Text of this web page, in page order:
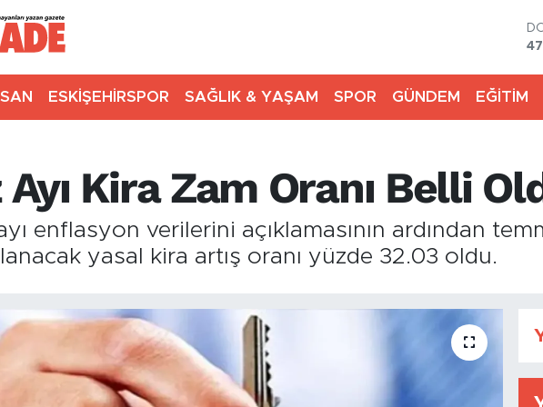
ESKİŞEHİRSPOR SAĞLIK & YAŞAM SPOR GÜNDEM EĞİTİM
Kira Zam Oranı Belli
enflasyon verilerini açıklamasının ardından
yasal kira artış oranı yüzde 32.03 oldu.